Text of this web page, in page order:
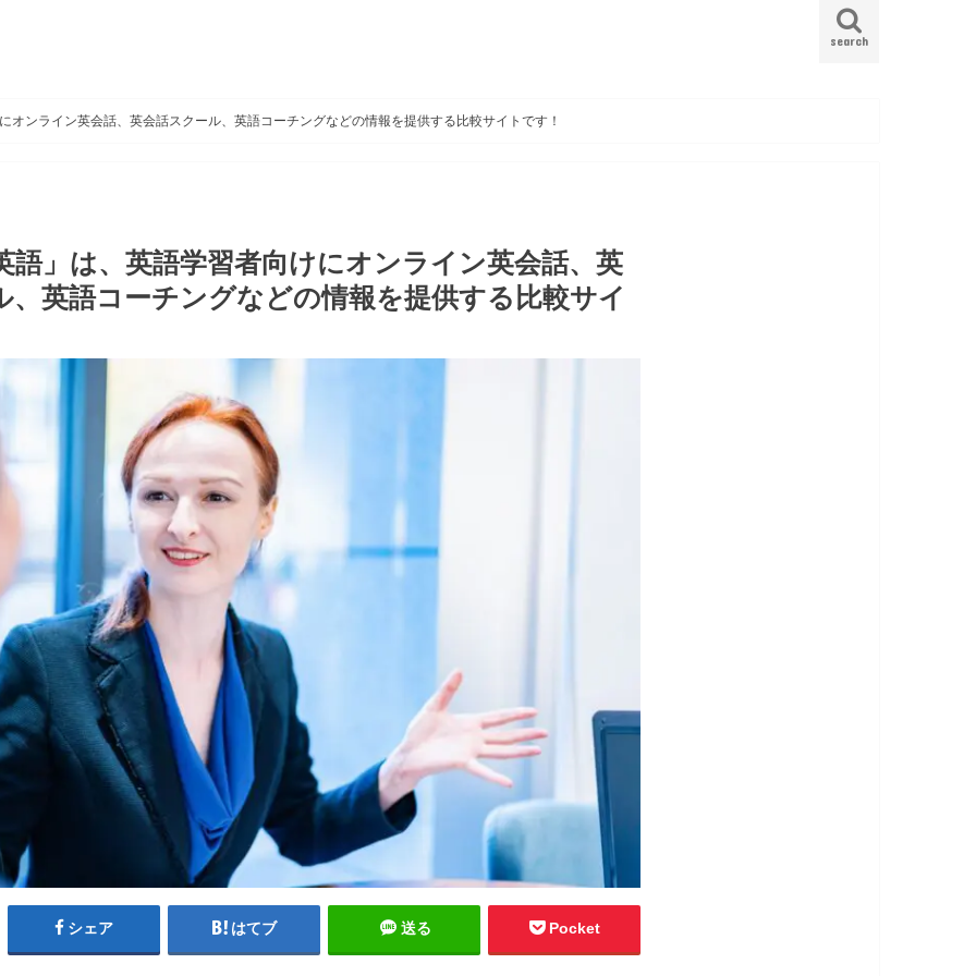
search
オンライン英会話、英会話スクール、英語コーチングなどの情報を提供する比較サイトです！
語」は、英語学習者向けにオンライン英会話、英
、英語コーチングなどの情報を提供する比較サイ
シェア はてブ 送る Pocket